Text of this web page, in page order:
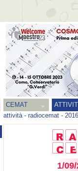
CEMAT
attività- radiocemat - 2016
1/